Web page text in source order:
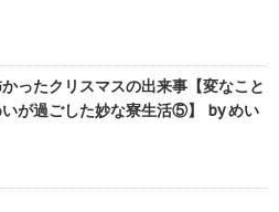
ったクリスマスの出来事【変なこと
が過ごした妙な寮生活⑤】 by めい